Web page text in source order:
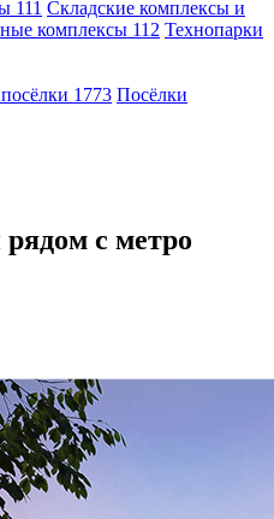
111 Складские комплексы и
комплексы 112 Технопарки
1773 Посёлки
с метро